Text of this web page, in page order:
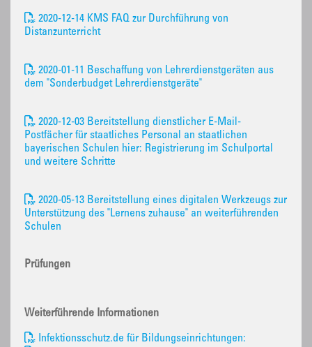
2020-12-14 KMS FAQ zur Durchführung von
Distanzunterricht
2020-01-11 Beschaffung von Lehrerdienstgeräten aus
dem "Sonderbudget Lehrerdienstgeräte"
2020-12-03 Bereitstellung dienstlicher E-Mail-
Postfächer für staatliches Personal an staatlichen
bayerischen Schulen hier: Registrierung im Schulportal
und weitere Schritte
2020-05-13 Bereitstellung eines digitalen Werkzeugs zur
Unterstützung des "Lernens zuhause" an weiterführenden
Schulen
Prüfungen
Weiterführende Informationen
Infektionsschutz.de für Bildungseinrichtungen: